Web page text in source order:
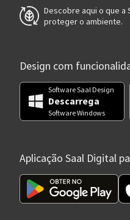
Descobre aqui o que a
proteger o ambiente.
Design com
Software Saal Design
Descarrega
Software Windows
Aplicação Saal Digital